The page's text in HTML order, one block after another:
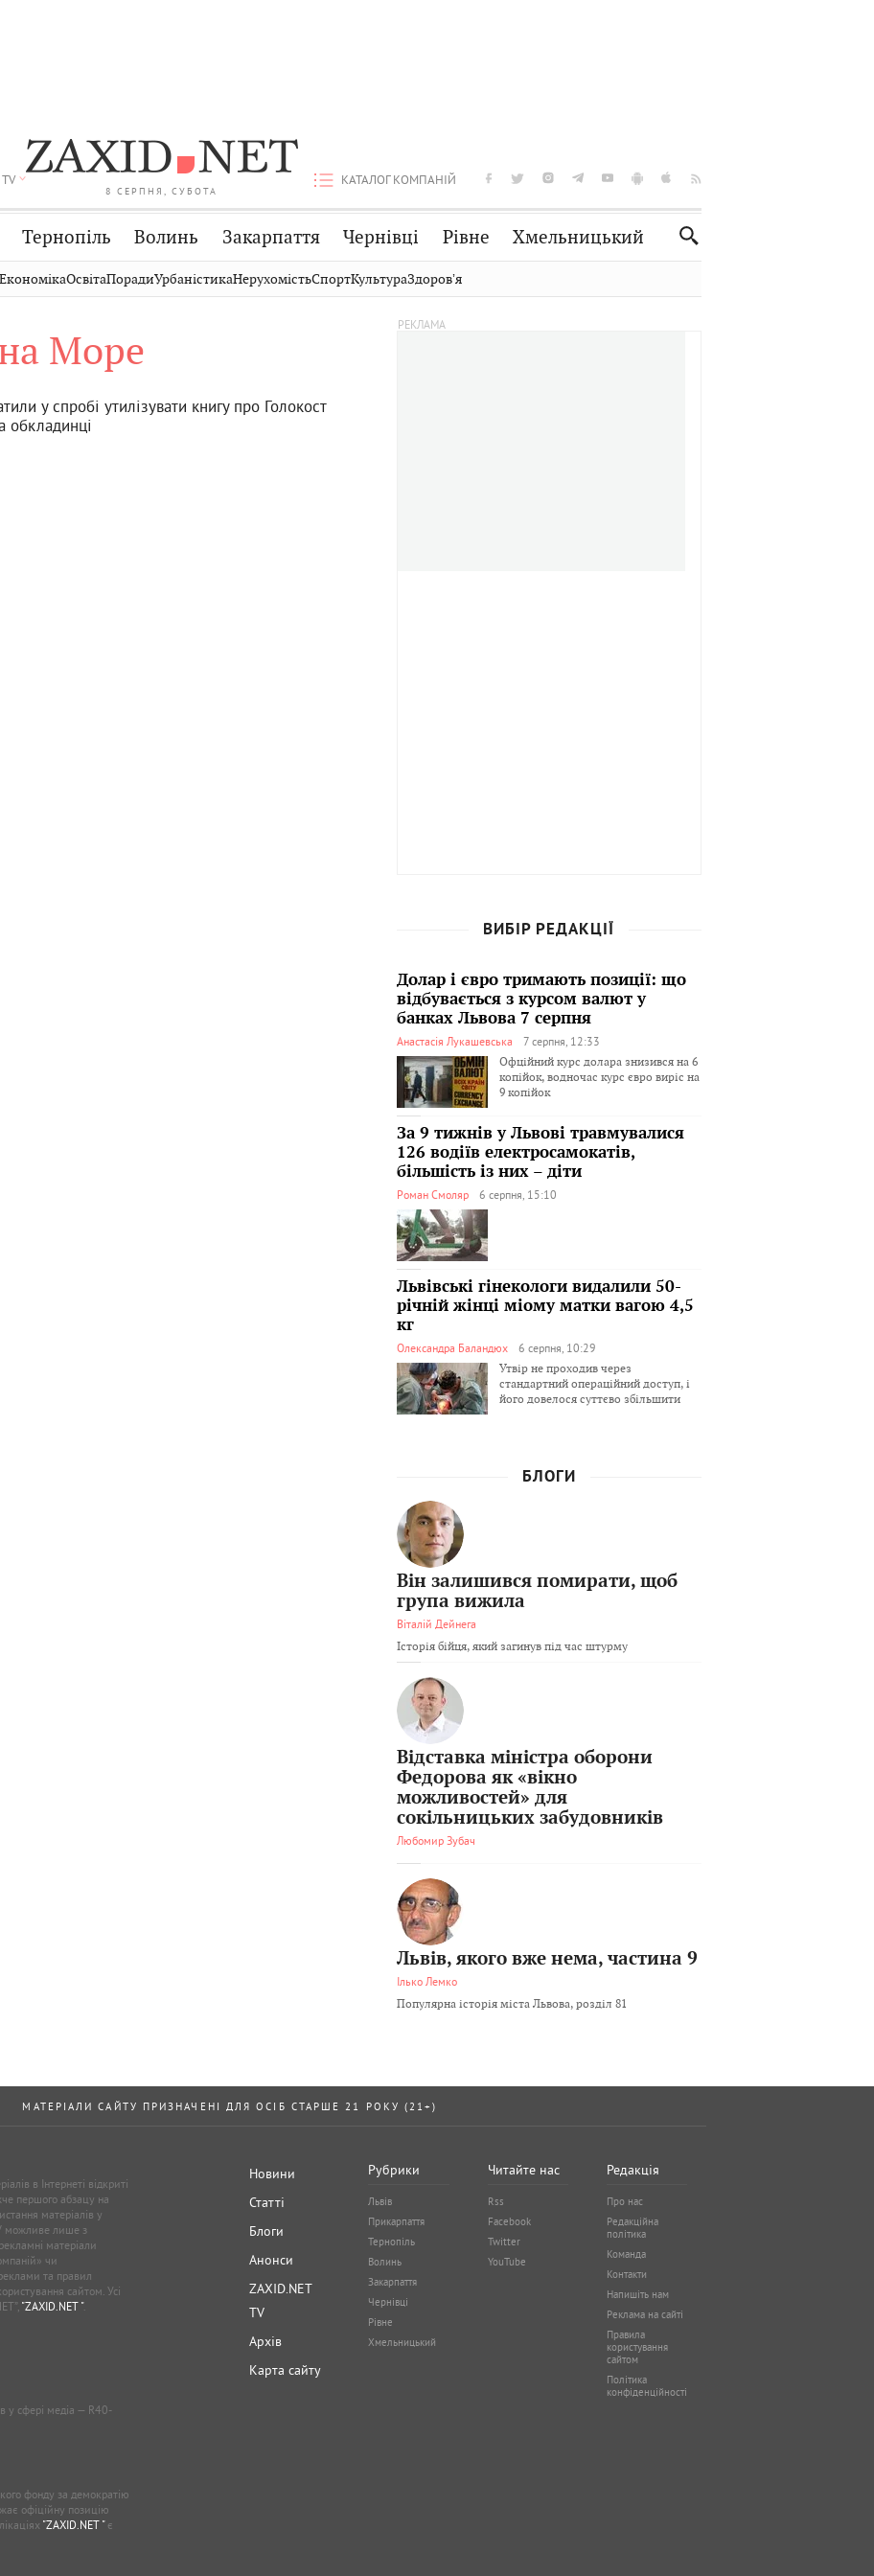
8 СЕРПНЯ, СУБОТА
КАТАЛОГ КОМПАНІЙ
Тернопіль Волинь Закарпаття Чернівці Рівне Хмельницький
Стрий
Хмельницький
Публікації Авто Словко
ЕкономікаОсвітаПорадиУрбаністикаНерухомістьСпортКультураЗдоровʼя
Море
у спробі утилізувати книгу про Голокост
обкладинці
ВИБІР РЕДАКЦІЇ
Долар і євро тримають позиції: що
відбувається з курсом валют у
банках Львова 7 серпня
Анастасія Лукашевська
7 серпня, 12:33
Офційний курс долара знизився на 6
копійок, водночас курс євро виріс на
9 копійок
За 9 тижнів у Львові травмувалися
126 водіїв електросамокатів,
більшість із них – діти
Роман Смоляр 6 серпня, 15:10
Львівські гінекологи видалили 50-
річній жінці міому матки вагою 4,5
кг
Олександра Баландюх
6 серпня, 10:29
Утвір не проходив через
стандартний операційний доступ, і
його довелося суттєво збільшити
БЛОГИ
Він залишився помирати, щоб
група вижила
Віталій Дейнега
Історія бійця, який загинув під час штурму
Відставка міністра оборони
Федорова як «вікно
можливостей» для
сокільницьких забудовників
Любомир Зубач
Львів, якого вже нема, частина 9
Ілько Лемко
Популярна історія міста Львова, розділ 81
МАТЕРІАЛИ САЙТУ ПРИЗНАЧЕНІ ДЛЯ ОСІБ СТАРШЕ 21 РОКУ (21+)
в Інтернеті відкриті
першого абзацу на
матеріалів у
можливе лише з
матеріали
чи
та правил
сайтом. Усі
"ZAXID.NET ".
у сфері медіа — R40-
фонду за демократію
офіційну позицію
"ZAXID.NET "є
Новини
Статті
Блоги
Анонси
ZAXID.NET
TV
Архів
Карта сайту
Рубрики
Львів
Прикарпаття
Тернопіль
Волинь
Закарпаття
Чернівці
Рівне
Хмельницький
Читайте нас
Rss
Facebook
Twitter
YouTube
Редакція
Про нас
Редакційна
політика
Команда
Контакти
Напишіть нам
Реклама на сайті
Правила
користування
сайтом
Політика
конфіденційності